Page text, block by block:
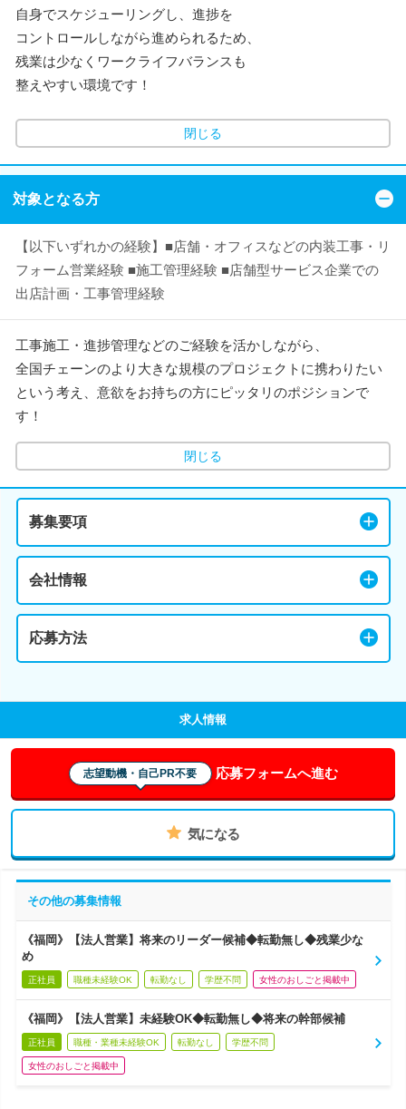
自身でスケジューリングし、進捗を
コントロールしながら進められるため、
残業は少なくワークライフバランスも
整えやすい環境です！
閉じる
対象となる方
【以下いずれかの経験】■店舗・オフィスなどの内装工事・リ
フォーム営業経験 ■施工管理経験 ■店舗型サービス企業での
出店計画・工事管理経験
工事施工・進捗管理などのご経験を活かしながら、
全国チェーンのより大きな規模のプロジェクトに携わりたい
という考え、意欲をお持ちの方にピッタリのポジションで
す！
閉じる
募集要項
会社情報
応募方法
求人情報
志望動機・自己PR不要 応募フォームへ進む
気になる
その他の募集情報
《福岡》【法人営業】将来のリーダー候補◆転勤無し◆残業少な
め
正社員 職種未経験OK 転勤なし 学歴不問 女性のおしごと掲載中
《福岡》【法人営業】未経験OK◆転勤無し◆将来の幹部候補
正社員 職種・業種未経験OK 転勤なし 学歴不問
女性のおしごと掲載中